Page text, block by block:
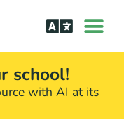
school!
with AI at its